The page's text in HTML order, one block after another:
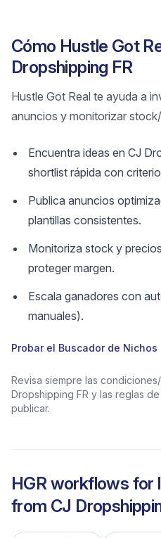
Cómo Hustle Got
Dropshipping FR
Hustle Got Real te ayuda a
anuncios y monitorizar
Encuentra ideas en CJ
shortlist rápida con
Publica anuncios
plantillas consistentes.
Monitoriza stock y
proteger margen.
Escala ganadores con
manuales).
Probar el Buscador de Nichos
Revisa siempre las
Dropshipping FR y las reglas
publicar.
HGR workflows for
from CJ